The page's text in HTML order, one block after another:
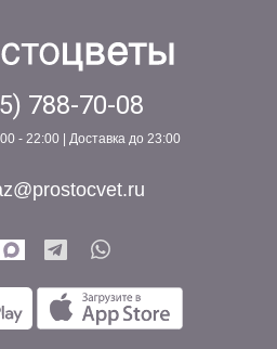
788-70-08
- 22:00 | Доставка до 23:00